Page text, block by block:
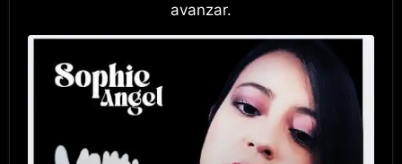
avanzar.